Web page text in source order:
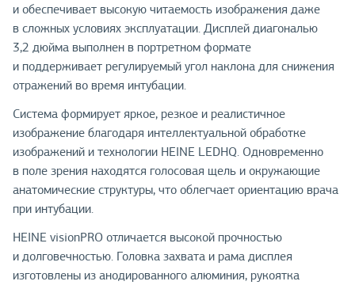
и обеспечивает высокую читаемость изображения даже
в сложных условиях эксплуатации. Дисплей диагональю
3,2 дюйма выполнен в портретном формате
и поддерживает регулируемый угол наклона для снижения
отражений во время интубации.
Система формирует яркое, резкое и реалистичное
изображение благодаря интеллектуальной обработке
изображений и технологии HEINE LEDHQ. Одновременно
в поле зрения находятся голосовая щель и окружающие
анатомические структуры, что облегчает ориентацию врача
при интубации.
HEINE visionPRO отличается высокой прочностью
и долговечностью. Головка захвата и рама дисплея
изготовлены из анодированного алюминия, рукоятка